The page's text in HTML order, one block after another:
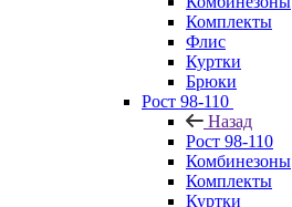
Комплекты
Флис
Куртки
Брюки
Рост 98-110
Назад
Рост 98-110
Комбинезоны
Комплекты
Куртки